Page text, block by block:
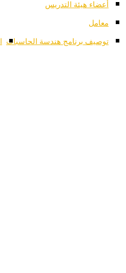
أعضاء هيئة التدريس
معامل
توصيف برنامج هندسة الحاسبات